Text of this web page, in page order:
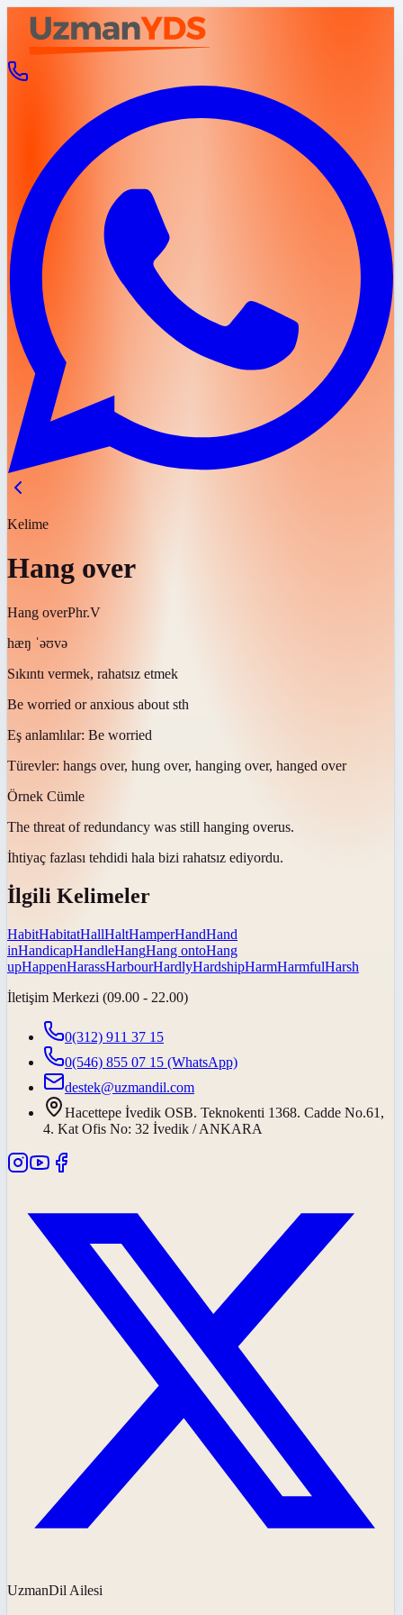
Kelime
Hang over
Hang overPhr.V
hæŋ ˈəʊvə
Sıkıntı vermek, rahatsız etmek
Be worried or anxious about sth
Eş anlamlılar: Be worried
Türevler: hangs over, hung over, hanging over, hanged over
Örnek Cümle
The threat of redundancy was still hanging overus.
İhtiyaç fazlası tehdidi hala bizi rahatsız ediyordu.
İlgili Kelimeler
HabitHabitatHallHaltHamperHandHand
inHandicapHandleHangHang ontoHang
upHappenHarassHarbourHardlyHardshipHarmHarmfulHarsh
İletişim Merkezi (09.00 - 22.00)
0(312) 911 37 15
0(546) 855 07 15 (WhatsApp)
destek@uzmandil.com
Hacettepe İvedik OSB. Teknokenti 1368. Cadde No.61,
4. Kat Ofis No: 32 İvedik / ANKARA
UzmanDil Ailesi